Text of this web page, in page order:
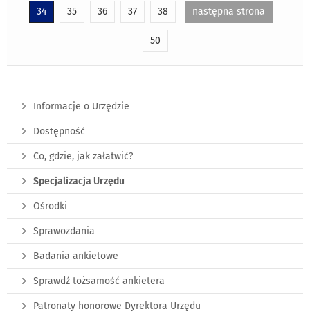
34 35 36 37 38 następna strona
50
Informacje o Urzędzie
Dostępność
Co, gdzie, jak załatwić?
Specjalizacja Urzędu
Ośrodki
Sprawozdania
Badania ankietowe
Sprawdź tożsamość ankietera
Patronaty honorowe Dyrektora Urzędu